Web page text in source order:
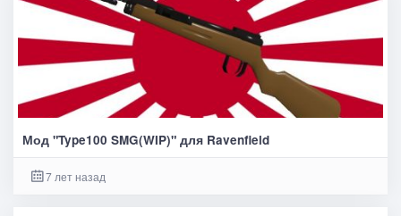
Мод "Type100 SMG(WIP)" для Ravenfield
7 лет назад